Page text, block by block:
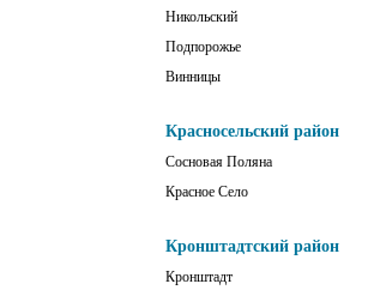
Никольский
Подпорожье
Винницы
Красносельский район
Сосновая Поляна
Красное Село
Кронштадтский район
Кронштадт